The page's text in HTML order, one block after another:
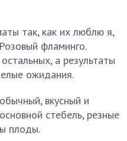
так, как их люблю я,
фламинго.
а результаты
ожидания.
вкусный и
стебель, резные
плоды.